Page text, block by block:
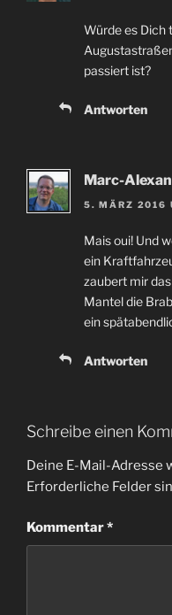
Würde es Dich
passiert ist?
Antworten
Marc-
5. MÄRZ 2016
Mais oui! Und
ein
zaubert mir
Mantel die
ein
Antworten
Schreibe einen
Deine E-Mail-
Erforderliche Felder
Kommentar*